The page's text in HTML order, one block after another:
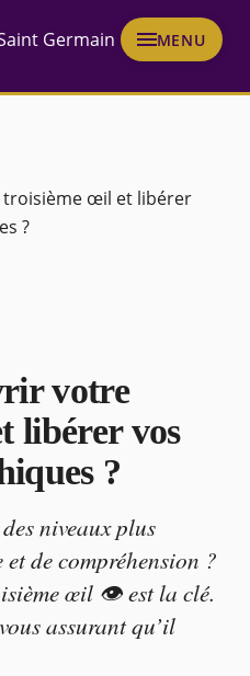
Germain MENU
œil et libérer
?
votre
libérer vos
?
niveaux plus
de compréhension ?
œil 👁️ est la clé.
assurant qu’il